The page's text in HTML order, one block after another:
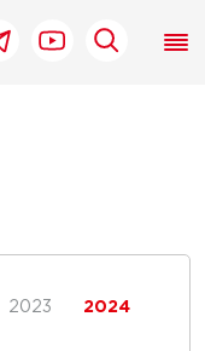
2023
2024